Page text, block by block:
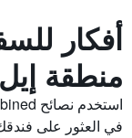
أفكار
منطقة
في العثور على